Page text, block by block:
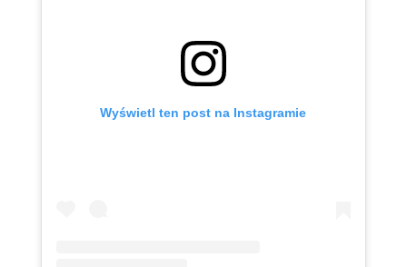
Wyświetl ten post na Instagramie